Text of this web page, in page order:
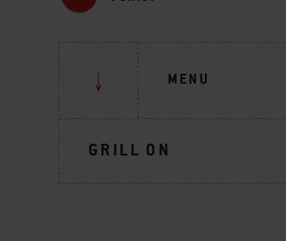
MENU
GRILL ON